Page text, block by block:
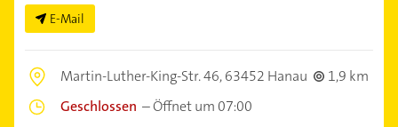
E-Mail
Martin-Luther-King-Str. 46,63452 Hanau
1,9 km
Geschlossen –Öffnet um 07:00